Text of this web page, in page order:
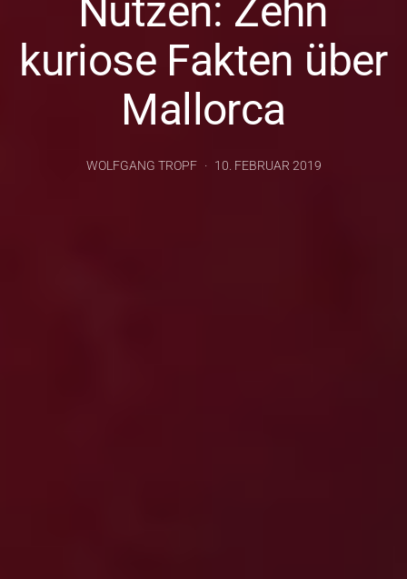
Nutzen: Zehn
kuriose Fakten über
Mallorca
WOLFGANG TROPF 10. FEBRUAR 2019